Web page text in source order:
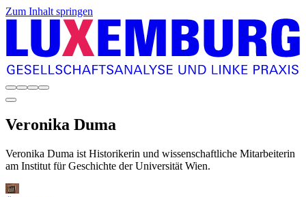
Zum Inhalt springen
Veronika Duma
Veronika Duma ist Historikerin und wissenschaftliche Mitarbeiterin
am Institut für Geschichte der Universität Wien.